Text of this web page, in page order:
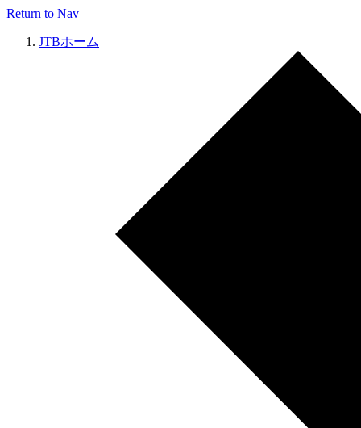
Return to Nav
JTBホーム